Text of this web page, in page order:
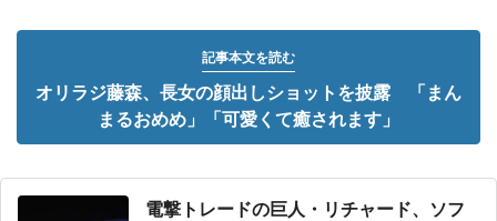
記事本文を読む
オリラジ藤森、長女の顔出しショットを披露 「まん
まるおめめ」「可愛くて癒されます」
電撃トレードの巨人・リチャード、ソフ